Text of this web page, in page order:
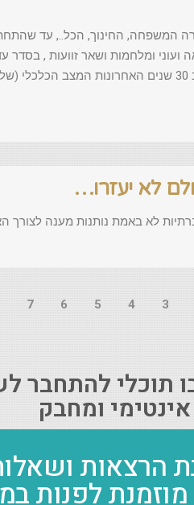
המשפחה, החינוך, הכל.., עד
ועוני ומלחמות ושאר זוועות ,
ואז קום המדינה , שוב הישרדות -עוני, עלייה מעברות..מלחמות … רק
לא יעזרו…
לא באמת נותנות מענה לצורך
3
4
5
6
7
תוכלי להתחבר
אינטימי ומחבק
הרצאות
לפנות